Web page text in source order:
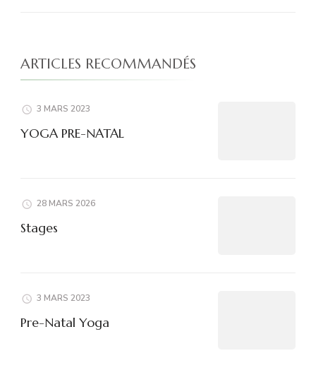
ARTICLES RECOMMANDÉS
3 MARS 2023
YOGA PRE-NATAL
28 MARS 2026
Stages
3 MARS 2023
Pre-Natal Yoga